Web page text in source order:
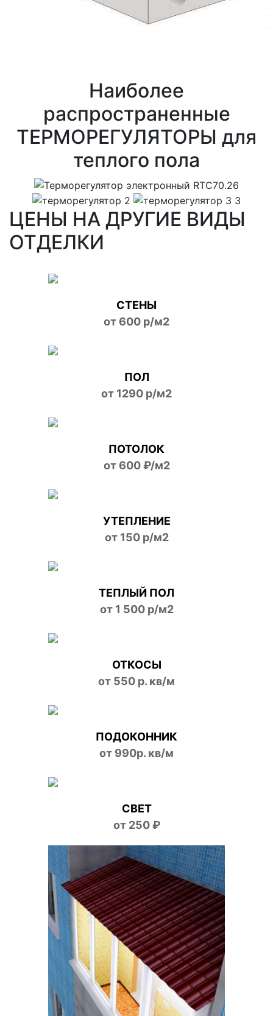
Наиболее
распространенные
ТЕРМОРЕГУЛЯТОРЫ для
теплого пола
ЦЕНЫ НА ДРУГИЕ ВИДЫ
ОТДЕЛКИ
СТЕНЫ
от 600 р/м2
ПОЛ
от 1290 р/м2
ПОТОЛОК
от 600 ₽/м2
УТЕПЛЕНИЕ
от 150 р/м2
ТЕПЛЫЙ ПОЛ
от 1 500 р/м2
ОТКОСЫ
от 550 р. кв/м
ПОДОКОННИК
от 990р. кв/м
СВЕТ
от 250 ₽